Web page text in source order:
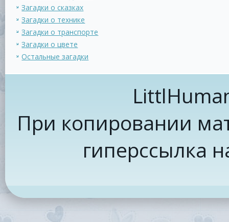
Загадки о сказках
Загадки о технике
Загадки о транспорте
Загадки о цвете
Остальные загадки
При копировании
гиперссылка